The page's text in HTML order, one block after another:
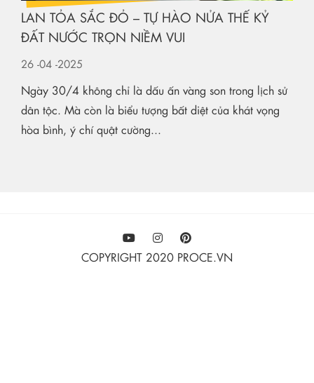
LAN TỎA SẮC ĐỎ – TỰ HÀO NỬA THẾ KỶ
ĐẤT NƯỚC TRỌN NIỀM VUI
26 -04 -2025
Ngày 30/4 không chỉ là dấu ấn vàng son trong lịch sử
dân tộc. Mà còn là biểu tượng bất diệt của khát vọng
hòa bình, ý chí quật cường...
COPYRIGHT 2020 PROCE.VN